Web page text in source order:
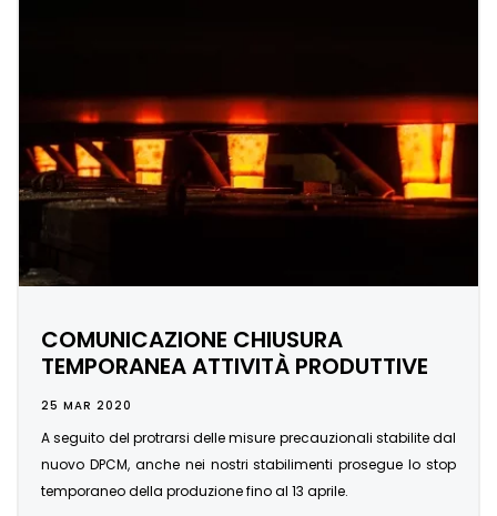
COMUNICAZIONE CHIUSURA
TEMPORANEA ATTIVITÀ PRODUTTIVE
25 MAR 2020
A seguito del protrarsi delle misure precauzionali stabilite dal
nuovo DPCM, anche nei nostri stabilimenti prosegue lo stop
temporaneo della produzione fino al 13 aprile.